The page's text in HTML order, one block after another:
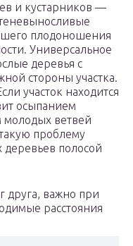
и кустарников —
плодоношения
Универсальное
деревья с
стороны участка.
участок находится
осыпанием
ветвей
проблему
деревьев полосой
друга, важно при
расстояния